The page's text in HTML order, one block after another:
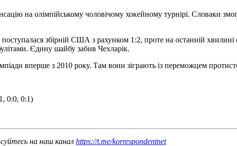
на олімпійському чоловічому хокейному турнірі. Словаки
збірній США з рахунком 1:2, проте на останній
Єдину шайбу забив Чехларік.
вперше з 2010 року. Там вони зіграють із переможцем
0:0, 0:1)
на наш канал https://t.me/korrespondentnet